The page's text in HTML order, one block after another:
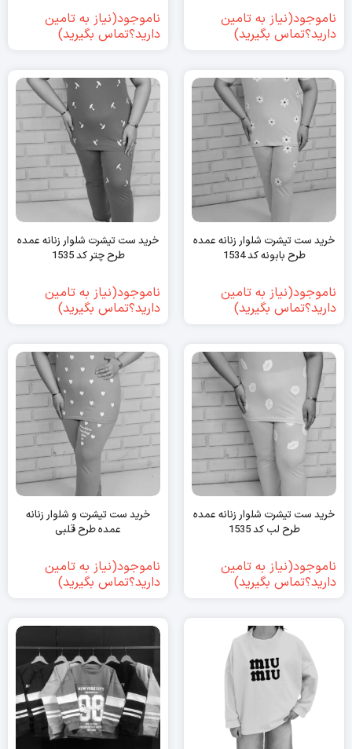
ناموجود(نیاز به تامین
دارید؟تماس بگیرید)
ناموجود(نیاز به تامین
دارید؟تماس بگیرید)
خرید ست تیشرت شلوار زنانه عمده
طرح بابونه کد 1534
ناموجود(نیاز به تامین
دارید؟تماس بگیرید)
خرید ست تیشرت شلوار زنانه عمده
طرح چتر کد 1535
ناموجود(نیاز به تامین
دارید؟تماس بگیرید)
خرید ست تیشرت شلوار زنانه عمده
طرح لب کد 1535
ناموجود(نیاز به تامین
دارید؟تماس بگیرید)
خرید ست تیشرت و شلوار زنانه
عمده طرح قلبی
ناموجود(نیاز به تامین
دارید؟تماس بگیرید)